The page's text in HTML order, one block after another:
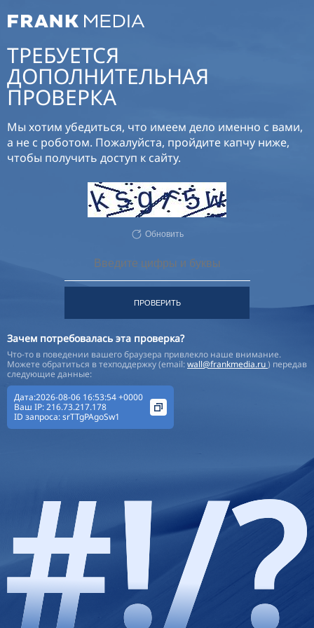
ТРЕБУЕТСЯ
ДОПОЛНИТЕЛЬНАЯ
ПРОВЕРКА
Мы хотим убедиться, что имеем дело именно с вами,
а не с роботом. Пожалуйста, пройдите капчу ниже,
чтобы получить доступ к сайту.
Обновить
ПРОВЕРИТЬ
Зачем потребовалась эта проверка?
Что-то в поведении вашего браузера привлекло наше внимание.
Можете обратиться в техподдержку (email:wall@frankmedia.ru) передав
следующие данные:
Дата:2026-08-06 16:53:54 +0000
Ваш IP:216.73.217.178
ID запроса:srTTgPAgoSw1